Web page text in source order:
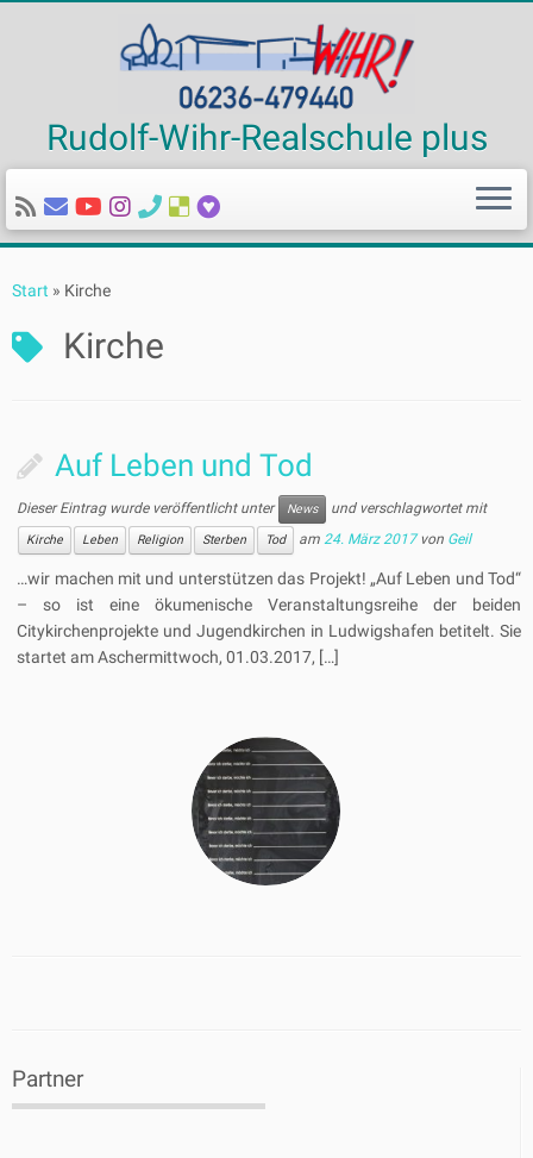
Inhalt
Rudolf-Wihr-Realschule plus
Start » Kirche
Kirche
Auf Leben und Tod
Dieser Eintrag wurde veröffentlicht unter News und verschlagwortet mit
Kirche Leben Religion Sterben Tod am24. März 2017 von Geil
…wir machen mit und unterstützen das Projekt! „Auf Leben und Tod“
– so ist eine ökumenische Veranstaltungsreihe der beiden
Citykirchenprojekte und Jugendkirchen in Ludwigshafen betitelt. Sie
startet am Aschermittwoch, 01.03.2017, […]
Partner